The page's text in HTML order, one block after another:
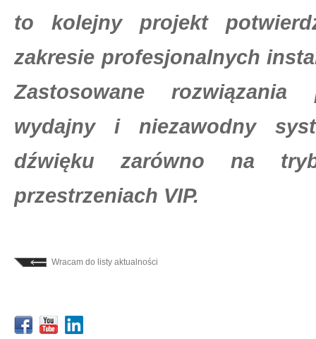
to kolejny projekt
zakresie profesjonalnych
Zastosowane rozwiązania
wydajny i niezawodny
dźwięku zarówno na
przestrzeniach VIP.
Wracam do listy aktualności